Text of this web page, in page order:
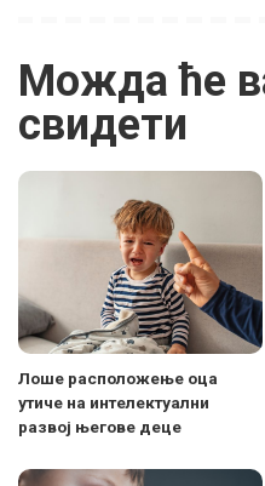
Можда ће
свидети
Лоше расположење оца
утиче на интелектуални
развој његове деце